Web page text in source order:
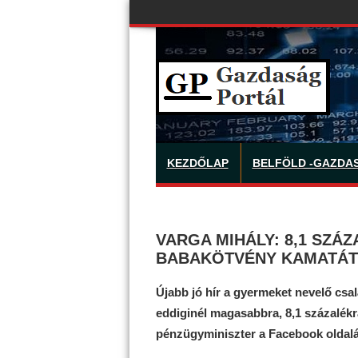
KEZDŐLAP BELFÖLD -
VARGA MIHÁLY: 8,1
BABAKÖTVÉNY KAMATÁT
Újabb jó hír a gyermeket nevelő
eddiginél magasabbra, 8,1
pénzügyminiszter a Facebook